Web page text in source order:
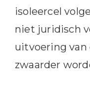
isoleercel
niet juridisch
uitvoering van
zwaarder